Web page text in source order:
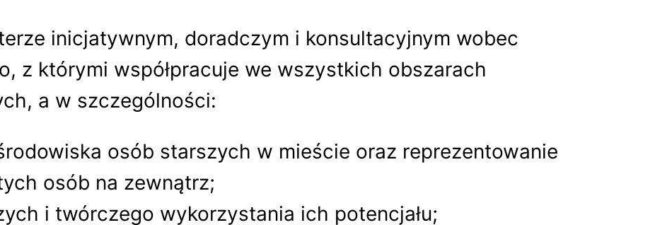
inicjatywnym, doradczym i konsultacyjnym wobec
z którymi współpracuje we wszystkich obszarach
a w szczególności:
osób starszych w mieście oraz reprezentowanie
osób na zewnątrz;
i twórczego wykorzystania ich potencjału;